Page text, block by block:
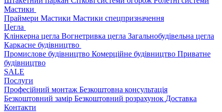
Мастики
Праймери Мастики Мастики спецпризначення
Цегла
Клінкерна цегла Вогнетривка цегла Загальнобудівельна цегла
Каркасне будівництво
Промислове будівництво Комерційне будівництво Приватне
будівництво
SALE
Послуги
Професійний монтаж Безкоштовна консультація
Безкоштовний замір Безкоштовний розрахунок Доставка
Контакти